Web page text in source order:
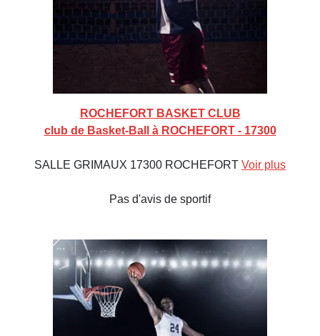
ROCHEFORT BASKET CLUB
club de Basket-Ball à ROCHEFORT - 17300
SALLE GRIMAUX 17300 ROCHEFORT Voir plus
Pas d'avis de sportif